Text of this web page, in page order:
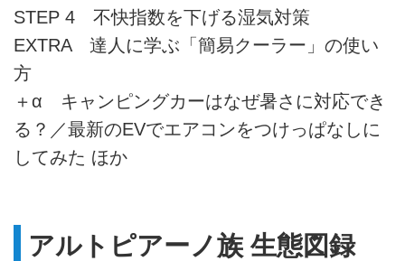
STEP 4 不快指数を下げる湿気対策
EXTRA 達人に学ぶ「簡易クーラー」の使い
方
＋α キャンピングカーはなぜ暑さに対応でき
る？／最新のEVでエアコンをつけっぱなしに
してみた ほか
アルトピアーノ族 生態図録